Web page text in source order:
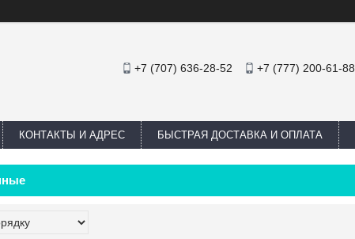
+7 (707) 636-28-52 +7 (777) 200-61-88
КОНТАКТЫ И АДРЕС БЫСТРАЯ ДОСТАВКА И ОПЛАТА